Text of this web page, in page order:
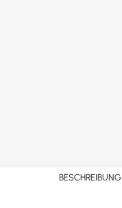
BESCHREIBUNG